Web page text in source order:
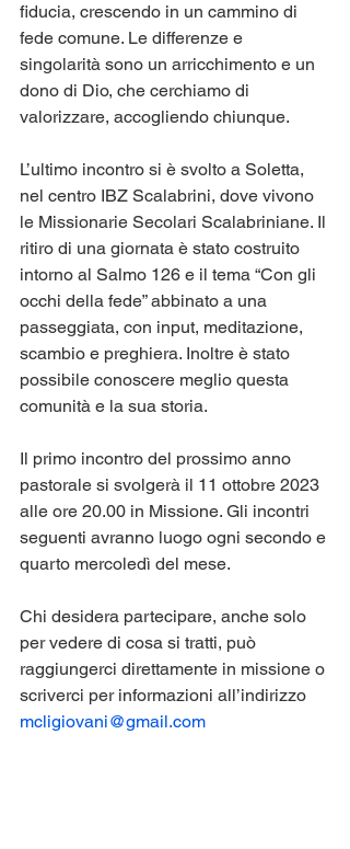
fiducia, crescendo in un cammino di
fede comune. Le differenze e
singolarità sono un arricchimento e un
dono di Dio, che cerchiamo di
valorizzare, accogliendo chiunque.
L’ultimo incontro si è svolto a Soletta,
nel centro IBZ Scalabrini, dove vivono
le Missionarie Secolari Scalabriniane. Il
ritiro di una giornata è stato costruito
intorno al Salmo 126 e il tema “Con gli
occhi della fede” abbinato a una
passeggiata, con input, meditazione,
scambio e preghiera. Inoltre è stato
possibile conoscere meglio questa
comunità e la sua storia.
Il primo incontro del prossimo anno
pastorale si svolgerà il 11 ottobre 2023
alle ore 20.00 in Missione. Gli incontri
seguenti avranno luogo ogni secondo e
quarto mercoledì del mese.
Chi desidera partecipare, anche solo
per vedere di cosa si tratti, può
raggiungerci direttamente in missione o
scriverci per informazioni all’indirizzo
mcligiovani@gmail.com